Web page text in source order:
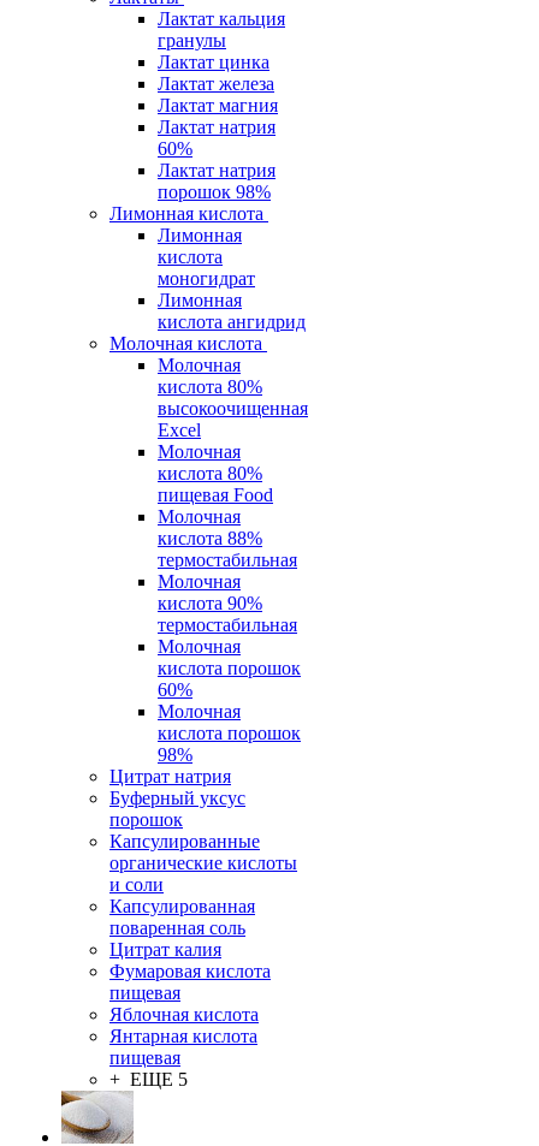
Лактат кальция
гранулы
Лактат цинка
Лактат железа
Лактат магния
Лактат натрия
60%
Лактат натрия
порошок 98%
Лимонная кислота
Лимонная
кислота
моногидрат
Лимонная
кислота ангидрид
Молочная кислота
Молочная
кислота 80%
высокоочищенная
Excel
Молочная
кислота 80%
пищевая Food
Молочная
кислота 88%
термостабильная
Молочная
кислота 90%
термостабильная
Молочная
кислота порошок
60%
Молочная
кислота порошок
98%
Цитрат натрия
Буферный уксус
порошок
Капсулированные
органические кислоты
и соли
Капсулированная
поваренная соль
Цитрат калия
Фумаровая кислота
пищевая
Яблочная кислота
Янтарная кислота
пищевая
+ ЕЩЕ 5